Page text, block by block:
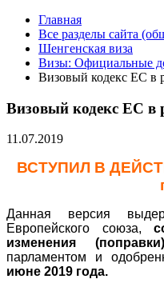
Главная
Все разделы сайта
Шенгенская виза
Визы: Официальные
Визовый кодекс ЕС в
Визовый кодекс ЕС в
11.07.2019
ВСТУПИЛ В
Данная версия
Европейского союза,
изменения (поправки)
парламентом и
июне 2019 года.